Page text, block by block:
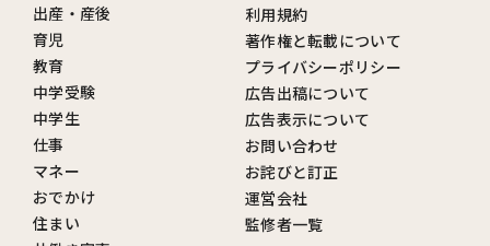
出産・産後
育児
教育
中学受験
中学生
仕事
マネー
おでかけ
住まい
利用規約
著作権と転載について
プライバシーポリシー
広告出稿について
広告表示について
お問い合わせ
お詫びと訂正
運営会社
監修者一覧